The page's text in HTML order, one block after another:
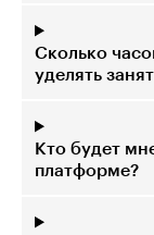
Сколько
уделять
Кто будет
платформе?